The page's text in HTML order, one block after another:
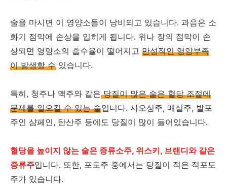
술을 마시면 이 영양소들이 낭비되고 있습니다. 과음은 소
화기 점막에 손상을 입히게 됩니다. 위나 장의 점막이 손
상되면 영양소의 흡수율이 떨어지고 만성적인 영양부족
이 발생할 수 있습니다.
특히, 청주나 맥주와 같은당질이 많은 술은 혈당 조절에
문제를 일으킬 수 있는 술입니다. 사오싱주, 매실주, 발포
주인 샴페인, 탄산주 등에도 당질이 많이 들어있습니다.
혈당을 높이지 않는 술은 증류소주, 위스키, 브랜디와 같은
증류주입니다. 또한, 포도주 중에서는 당질이 적은 적포도
주가 있습니다.